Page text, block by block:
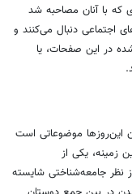
که با آنان مصاحبه شد
اجتماعی دنبال می‌کنند و
در این صفحات، یا
این‌روزها موضوعاتی است
زمینه، یکی از
نظر جامعه‌شناختی شایسته